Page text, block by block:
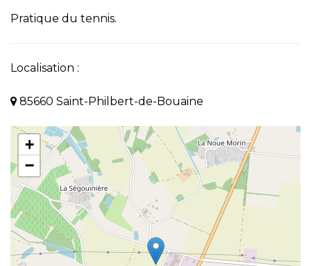
Pratique du tennis.
Localisation :
85660 Saint-Philbert-de-Bouaine
+
−